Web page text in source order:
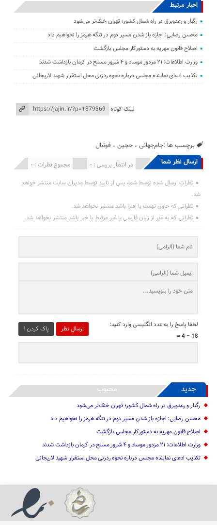
اخبار مرتبط
رگبار و رعدوبرق در راه شمال کشور؛ تهران خنک‌تر می‌شود
محسن رضایی: اجازه باز شدن مسیر دوم در تنگه هرمز را نخواهیم داد
اصلاح قانون مهریه به دستورکار مجلس بازگشت
وزارت اطلاعات: ۲۱ مزدور موساد و ۴ شرور مسلح در کرمان بازداشت شدند
تکذیب ادعای نماینده مجلس درباره نحوه ردزنی محل استقرار شهید لاریجانی
لینک کوتاه
برچسب ها :جام‌جهانی ،ججین ، فوتبال
ارسال نظر شما مجموع نظرات : 0 در انتظار بررسی : 0 انتشار یافته : 0
نظرات ارسال شده توسط شما، پس از تایید توسط مدیران سایت منتشر خواهد
شد.
نظراتی که حاوی تهمت یا افترا باشد منتشر نخواهد شد.
نظراتی که به غیر از زبان فارسی یا غیر مرتبط با خبر باشد منتشر نخواهد شد.
ارسال نظر پاک کردن !
لطفا پاسخ را به عدد انگلیسی وارد کنید:
18 − 4 =
جدید محبوب
رگبار و رعدوبرق در راه شمال کشور؛ تهران خنک‌تر می‌شود
محسن رضایی: اجازه باز شدن مسیر دوم در تنگه هرمز را نخواهیم داد
اصلاح قانون مهریه به دستورکار مجلس بازگشت
وزارت اطلاعات: ۲۱ مزدور موساد و ۴ شرور مسلح در کرمان بازداشت شدند
تکذیب ادعای نماینده مجلس درباره نحوه ردزنی محل استقرار شهید لاریجانی